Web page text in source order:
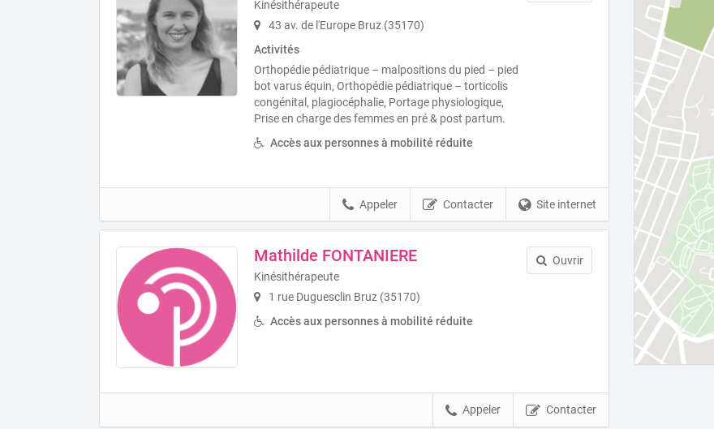
Kinésithérapeute
43 av. de l'Europe Bruz (35170)
Activités
Orthopédie pédiatrique – malpositions du pied – pied
bot varus équin, Orthopédie pédiatrique – torticolis
congénital, plagiocéphalie, Portage physiologique,
Prise en charge des femmes en pré & post partum.
Accès aux personnes à mobilité réduite
Site internet
Contacter
Appeler
Mathilde FONTANIERE
Kinésithérapeute
1 rue Duguesclin Bruz (35170)
Accès aux personnes à mobilité réduite
Ouvrir
Contacter
Appeler